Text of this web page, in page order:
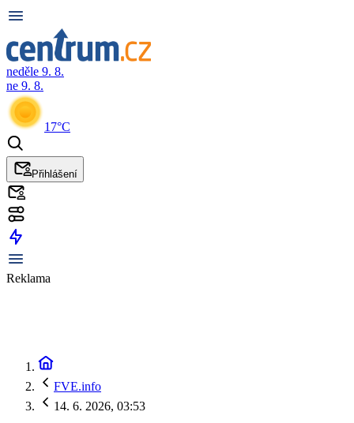
neděle 9. 8.
ne 9. 8.
17°C
Přihlášení
Reklama
FVE.info
14. 6. 2026, 03:53